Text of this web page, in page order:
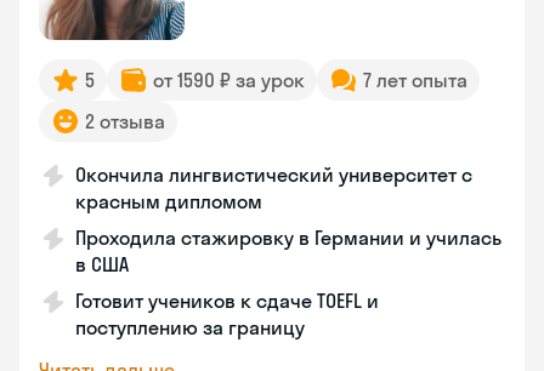
5 от 1590 ₽ за урок
7 лет опыта
2 отзыва
Окончила лингвистический университет с
красным дипломом
Проходила стажировку в Германии и училась
в США
Готовит учеников к сдаче TOEFL и
поступлению за границу